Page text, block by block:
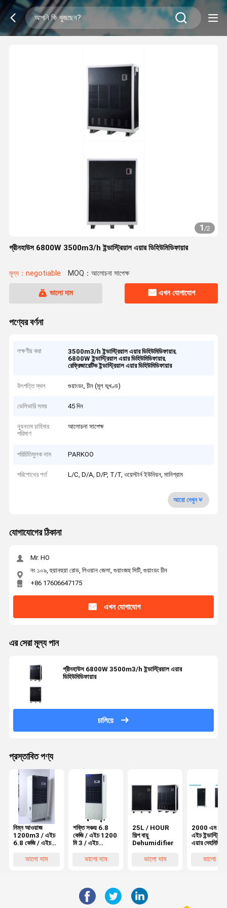
1/2
গ্রীনহাউস 6800W 3500m3/h ইন্ডাস্ট্রিয়াল এয়ার ডিহিউমিডিফায়ার
মূল্য：negotiable MOQ：আলোচনা সাপেক্ষ
ভালো দাম এখন যোগাযোগ
পণ্যের বর্ণনা
লক্ষণীয় করা 3500m3/h ইন্ডাস্ট্রিয়াল এয়ার ডিহিউমিডিফায়ার,
6800W ইন্ডাস্ট্রিয়াল এয়ার ডিহিউমিডিফায়ার,
রেফ্রিজারেটিভ ইন্ডাস্ট্রিয়াল এয়ার ডিহিউমিডিফায়ার
উৎপত্তি স্থল গুয়াংডং, চীন (মূল ভূখণ্ড)
ডেলিভারি সময় 45 দিন
ন্যূনতম চাহিদার
পরিমাণ
আলোচনা সাপেক্ষ
পরিচিতিমুলক নাম PARKOO
পরিশোধের শর্ত L/C, D/A, D/P, T/T, ওয়েস্টার্ন ইউনিয়ন, মানিগ্রাম
আরো দেখুন
যোগাযোগের ঠিকানা
Mr. HO
নং ১০৯, হুয়ানহুয়া রোড, লিওয়ান জেলা, গুয়াংজহু সিটি, গুয়াংডং চীন
+86 17606647175
এখন যোগাযোগ
এর সেরা মূল্য পান
গ্রীনহাউস 6800W 3500m3/h ইন্ডাস্ট্রিয়াল এয়ার
ডিহিউমিডিফায়ার
চালিয়ে
প্রস্তাবিত পণ্য
নিম্ন আওয়াজ
1200m3 / এইচ
6.8 কেজি / এইচ
ডিহমিডিফায়ার
ভালো দাম
শক্তি সঞ্চয় 6.8
কেজি / এইচ 1200
মি 3 / এইচ
দেহমিডিফায়ার id
ভালো দাম
25L / HOUR
শিল্প বায়ু
Dehumidifier
ভালো দাম
2000 এম 3 /
এইচ
এয়ার
ভালো দাম